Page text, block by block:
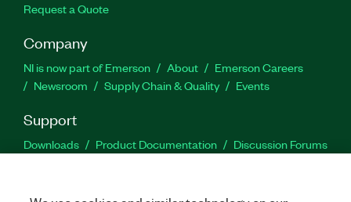
Request a Quote
Company
NI is now part of Emerson About
Emerson Careers
Newsroom
Supply Chain & Quality Events
Support
Downloads Product Documentation
Discussion Forums